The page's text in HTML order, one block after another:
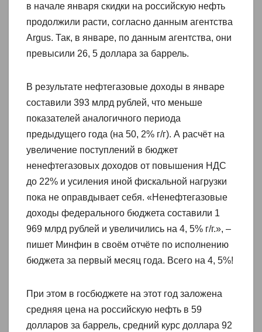
в начале января скидки на российскую нефть
продолжили расти, согласно данным агентства
Argus. Так, в январе, по данным агентства, они
превысили 26, 5 доллара за баррель.
В результате нефтегазовые доходы в январе
составили 393 млрд рублей, что меньше
показателей аналогичного периода
предыдущего года (на 50, 2% г/г). А расчёт на
увеличение поступлений в бюджет
ненефтегазовых доходов от повышения НДС
до 22% и усиления иной фискальной нагрузки
пока не оправдывает себя. «Ненефтегазовые
доходы федерального бюджета составили 1
969 млрд рублей и увеличились на 4, 5% г/г.», –
пишет Минфин в своём отчёте по исполнению
бюджета за первый месяц года. Всего на 4, 5%!
При этом в госбюджете на этот год заложена
средняя цена на российскую нефть в 59
долларов за баррель, средний курс доллара 92